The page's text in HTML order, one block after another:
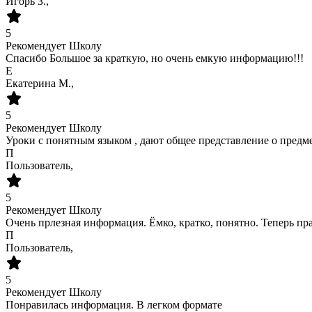
5
Рекомендует Школу
Спасибо Большое за краткую, но очень емкую информацию!!!
Е
Екатерина М.,
5
Рекомендует Школу
Уроки с понятным языком , дают общее представление о
П
Пользователь,
5
Рекомендует Школу
Очень прлезная информация. Ëмко, кратко, понятно. Теперь
П
Пользователь,
5
Рекомендует Школу
Понравилась информация. В легком формате